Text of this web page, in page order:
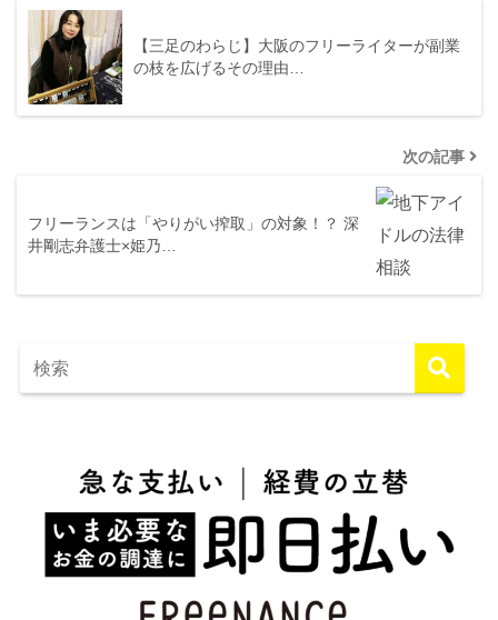
【三足のわらじ】大阪のフリーライターが副業
の枝を広げるその理由…
次の記事
フリーランスは「やりがい搾取」の対象！？ 深
井剛志弁護士×姫乃…